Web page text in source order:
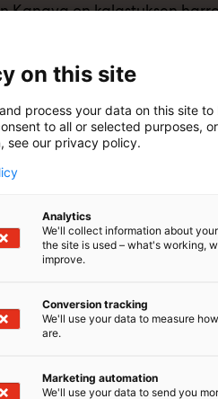
Kanava on kalastuksen
mediasta Facebookista,
sekä osoitteesta
voit lukea tuoreimmat
ja asennuksista,
esittelemme Vene-
Kanavalla on yli 115 000
n. 500 000 ihmistä viikossa.
käy joka
on this site
process your data on this site
to all or selected purposes,
see our privacy policy.
Analytics
We'll collect information about
the site is used – what's working,
improve.
Conversion tracking
We'll use your data to measure
are.
Marketing automation
We'll use your data to send you